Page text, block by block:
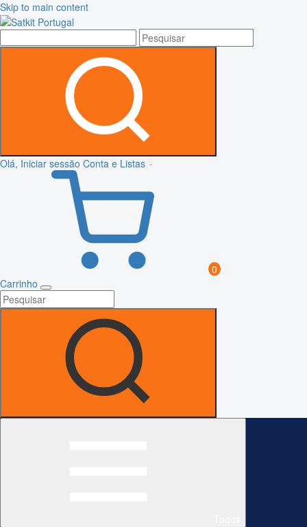
Skip to main content
Olá, Iniciar sessão Conta e Listas
0
Carrinho